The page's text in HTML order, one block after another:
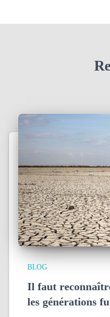
BLOG
Il faut
les générations